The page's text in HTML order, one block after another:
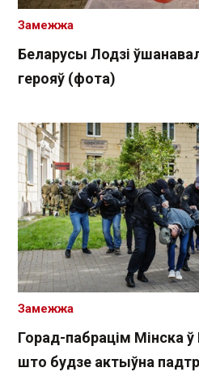
Беларусы Лодзі
герояў (фота)
Замежжа
Горад-пабрацім Мінска
што будзе актыўна
Замежжа